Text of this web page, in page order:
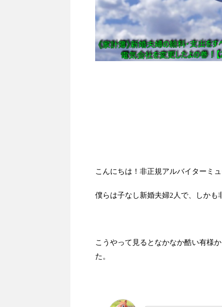
こんにちは！非正規アルバイターミ
僕らは子なし新婚夫婦2人で、しかも
こうやって見るとなかなか酷い有様
た。